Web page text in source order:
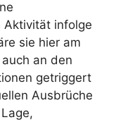
Aktivität infolge
sie hier am
an den
getriggert
Ausbrüche